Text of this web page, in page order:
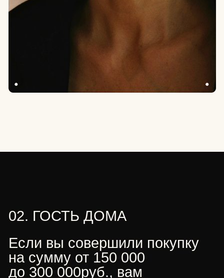
Чистка ультразвуком неограниченное
количество раз.